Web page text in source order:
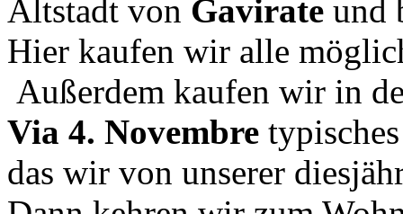
Altstadt von Gavirate und
Hier kaufen wir alle
Außerdem kaufen wir in
Via 4. Novembre
das wir von unserer